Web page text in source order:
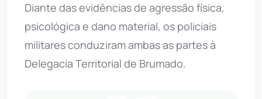
Diante das evidências de agressão física,
psicológica e dano material, os policiais
militares conduziram ambas as partes à
Delegacia Territorial de Brumado.